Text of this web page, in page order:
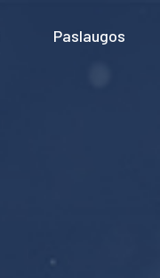
Paslaugos